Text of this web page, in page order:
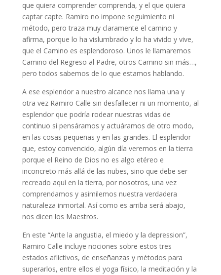
que quiera comprender comprenda, y el que quiera
captar capte. Ramiro no impone seguimiento ni
método, pero traza muy claramente el camino y
afirma, porque lo ha vislumbrado y lo ha vivido y vive,
que el Camino es esplendoroso. Unos le llamaremos
Camino del Regreso al Padre, otros Camino sin más…,
pero todos sabemos de lo que estamos hablando.
A ese esplendor a nuestro alcance nos llama una y
otra vez Ramiro Calle sin desfallecer ni un momento, al
esplendor que podría rodear nuestras vidas de
continuo si pensáramos y actuáramos de otro modo,
en las cosas pequeñas y en las grandes. El esplendor
que, estoy convencido, algún día veremos en la tierra
porque el Reino de Dios no es algo etéreo e
inconcreto más allá de las nubes, sino que debe ser
recreado aquí en la tierra, por nosotros, una vez
comprendamos y asimilemos nuestra verdadera
naturaleza inmortal. Así como es arriba será abajo,
nos dicen los Maestros.
En este “Ante la angustia, el miedo y la depression”,
Ramiro Calle incluye nociones sobre estos tres
estados aflictivos, de enseñanzas y métodos para
superarlos, entre ellos el yoga físico, la meditación y la